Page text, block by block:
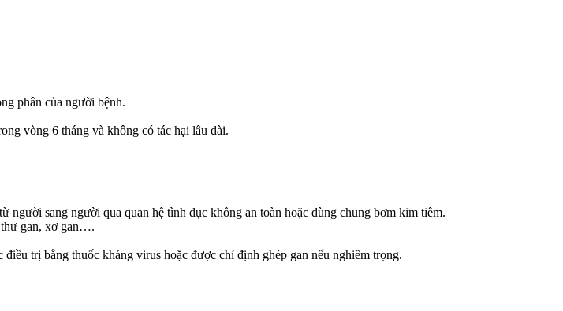
phân của người bệnh.
vòng 6 tháng và không có tác hại lâu dài.
sang người qua quan hệ tình dục không an toàn hoặc dùng chung bơm kim tiêm.
thư gan, xơ gan….
trị bằng thuốc kháng virus hoặc được chỉ định ghép gan nếu nghiêm trọng.